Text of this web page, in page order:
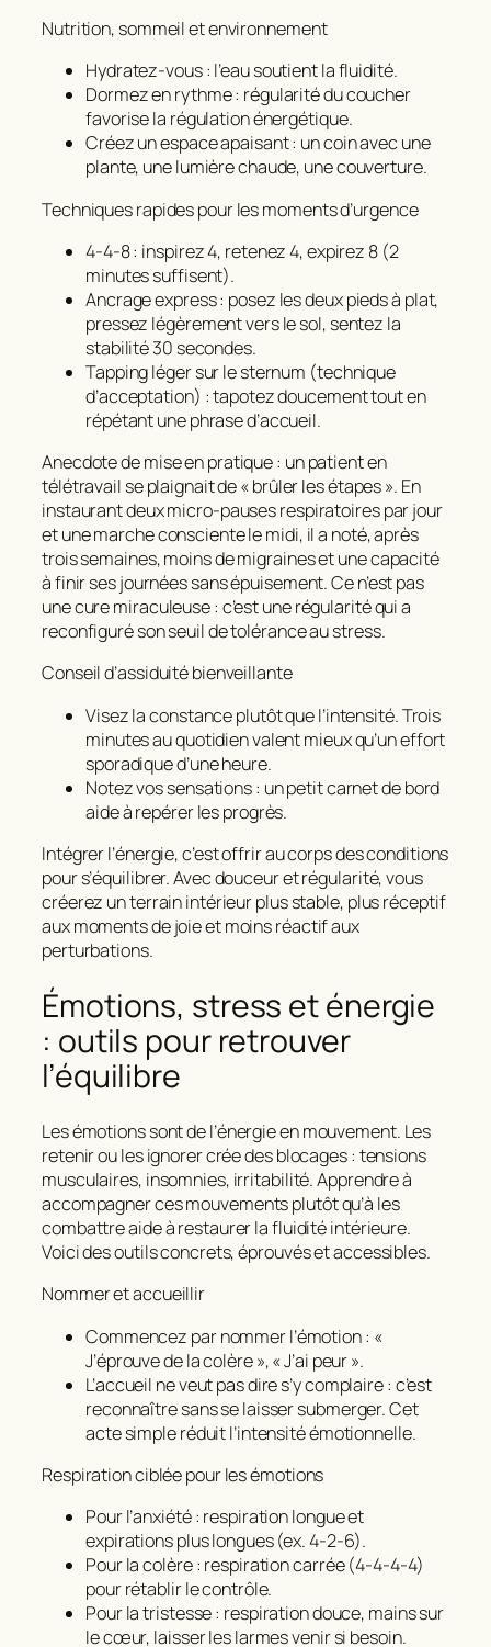
Nutrition, sommeil et environnement
Hydratez‑vous : l’eau soutient la fluidité.
Dormez en rythme : régularité du coucher
favorise la régulation énergétique.
Créez un espace apaisant : un coin avec une
plante, une lumière chaude, une couverture.
Techniques rapides pour les moments d’urgence
4‑4‑8 : inspirez 4, retenez 4, expirez 8 (2
minutes suffisent).
Ancrage express : posez les deux pieds à plat,
pressez légèrement vers le sol, sentez la
stabilité 30 secondes.
Tapping léger sur le sternum (technique
d’acceptation) : tapotez doucement tout en
répétant une phrase d’accueil.
Anecdote de mise en pratique : un patient en
télétravail se plaignait de « brûler les étapes ». En
instaurant deux micro‑pauses respiratoires par jour
et une marche consciente le midi, il a noté, après
trois semaines, moins de migraines et une capacité
à finir ses journées sans épuisement. Ce n’est pas
une cure miraculeuse : c’est une régularité qui a
reconfiguré son seuil de tolérance au stress.
Conseil d’assiduité bienveillante
Visez la constance plutôt que l’intensité. Trois
minutes au quotidien valent mieux qu’un effort
sporadique d’une heure.
Notez vos sensations : un petit carnet de bord
aide à repérer les progrès.
Intégrer l’énergie, c’est offrir au corps des conditions
pour s’équilibrer. Avec douceur et régularité, vous
créerez un terrain intérieur plus stable, plus réceptif
aux moments de joie et moins réactif aux
perturbations.
Émotions, stress et énergie
: outils pour retrouver
l’équilibre
Les émotions sont de l’énergie en mouvement. Les
retenir ou les ignorer crée des blocages : tensions
musculaires, insomnies, irritabilité. Apprendre à
accompagner ces mouvements plutôt qu’à les
combattre aide à restaurer la fluidité intérieure.
Voici des outils concrets, éprouvés et accessibles.
Nommer et accueillir
Commencez par nommer l’émotion : «
J’éprouve de la colère », « J’ai peur ».
L’accueil ne veut pas dire s’y complaire : c’est
reconnaître sans se laisser submerger. Cet
acte simple réduit l’intensité émotionnelle.
Respiration ciblée pour les émotions
Pour l’anxiété : respiration longue et
expirations plus longues (ex. 4‑2‑6).
Pour la colère : respiration carrée (4‑4‑4‑4)
pour rétablir le contrôle.
Pour la tristesse : respiration douce, mains sur
le cœur, laisser les larmes venir si besoin.